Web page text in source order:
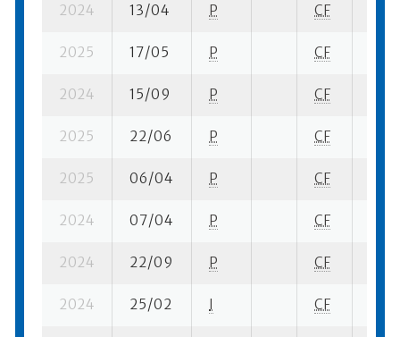
2024 13/04 P CF
2025 17/05 P CF
2024 15/09 P CF
2025 22/06 P CF
2025 06/04 P CF
2024 07/04 P CF
2024 22/09 P CF
2024 25/02 I CF